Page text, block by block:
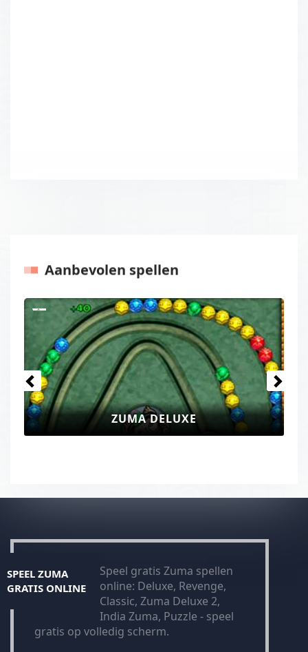
Aanbevolen spellen
ZUMA DELUXE
Vorige
SPEEL ZUMA
GRATIS ONLINE
Speel gratis Zuma spellen
online: Deluxe, Revenge,
Classic, Zuma Deluxe 2,
India Zuma, Puzzle - speel
gratis op volledig scherm.